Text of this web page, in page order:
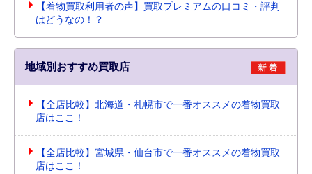
【着物買取利用者の声】買取プレミアムの口コミ・評判
はどうなの！？
地域別おすすめ買取店
【全店比較】北海道・札幌市で一番オススメの着物買取
店はここ！
【全店比較】宮城県・仙台市で一番オススメの着物買取
店はここ！